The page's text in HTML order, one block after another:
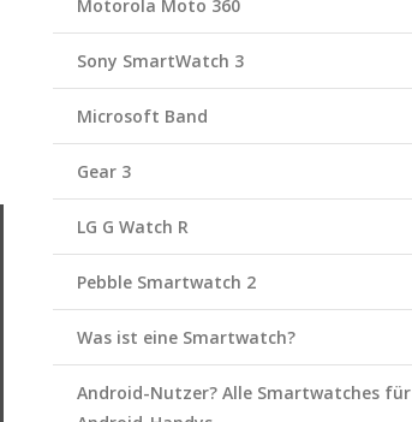
Motorola Moto 360
Sony SmartWatch 3
Microsoft Band
Gear 3
LG G Watch R
Pebble Smartwatch 2
Was ist eine Smartwatch?
Android-Nutzer? Alle Smartwatches für